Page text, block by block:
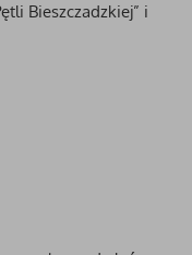
Bieszczadzkiej” i